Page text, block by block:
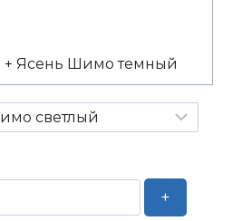
Ясень Шимо темный
+